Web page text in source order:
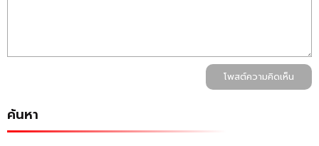
โพสต์ความคิดเห็น
ค้นหา